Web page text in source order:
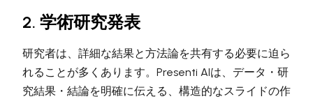
2. 学術研究発表
研究者は、詳細な結果と方法論を共有する必要に迫ら
れることが多くあります。Presenti AIは、データ・研
究結果・結論を明確に伝える、構造的なスライドの作